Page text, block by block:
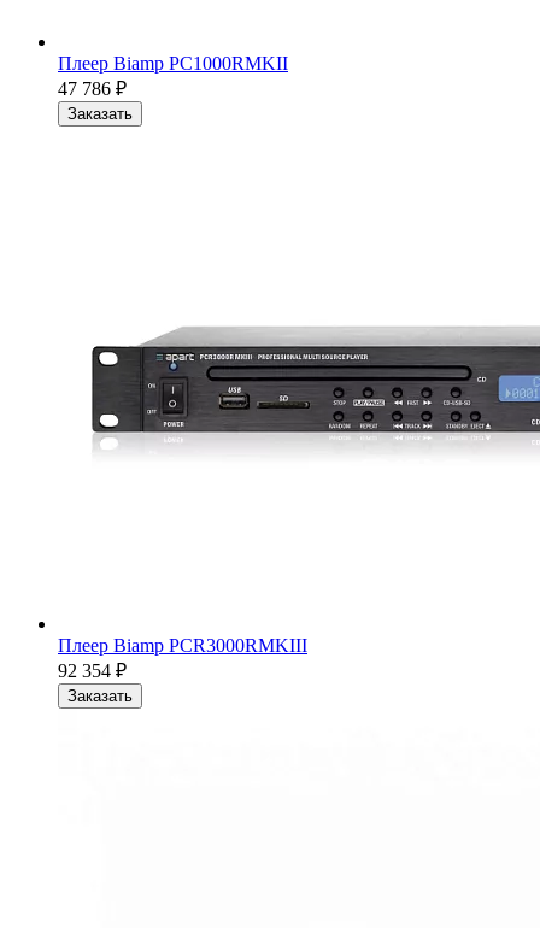
Плеер Biamp PC1000RMKII
47 786 ₽
Заказать
Плеер Biamp PCR3000RMKIII
92 354 ₽
Заказать